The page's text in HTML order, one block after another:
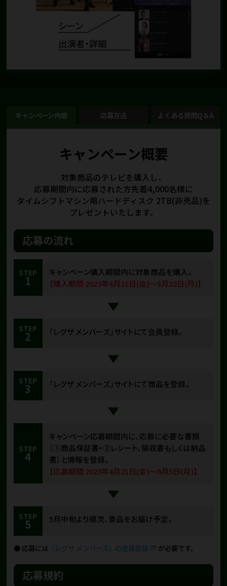
キャンペーン内容 応募方法 よくある質問Q＆A
キャンペーン概要
対象商品のテレビを購入し、
応募期間内に応募された方先着4,000名様に
タイムシフトマシン用ハードディスク 2TB(非売品)を
プレゼントいたします。
応募の流れ
STEP
1
キャンペーン購入期間内に対象商品を購入。
【購入期間 2023年4月21日(金)～5月22日(月)】
STEP
2 「レグザ メンバーズ」サイトにて会員登録。
STEP
3 「レグザ メンバーズ」サイトにて商品を登録。
STEP
4
キャンペーン応募期間内に、応募に必要な書類
（①商品保証書・②レシート、領収書もしくは納品
書）と情報を登録。
【応募期間 2023年4月21日(金)～6月5日(月)】
STEP
5 5月中旬より順次、景品をお届け予定。
応募には 「レグザ メンバーズ」の会員登録 が必要です。
応募規約